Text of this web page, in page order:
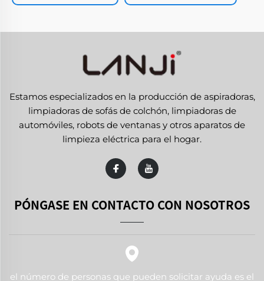
Estamos especializados en la producción de aspiradoras,
limpiadoras de sofás de colchón, limpiadoras de
automóviles, robots de ventanas y otros aparatos de
limpieza eléctrica para el hogar.
PÓNGASE EN CONTACTO CON NOSOTROS
el número de personas que pueden solicitar ayuda es el